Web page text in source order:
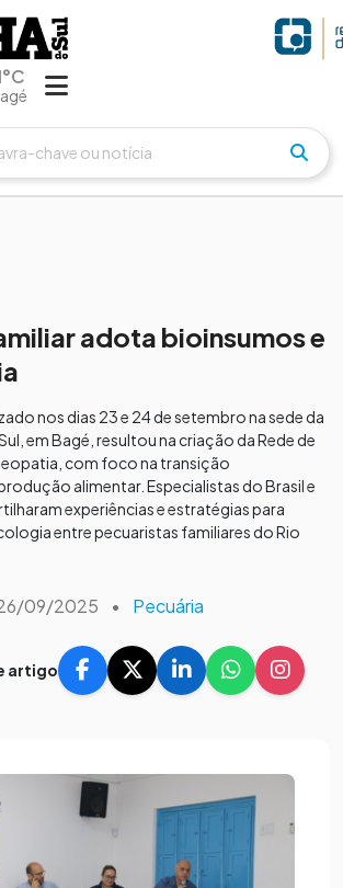
adota bioinsumos e
nos dias 23 e 24 de setembro na sede da
em Bagé, resultou na criação da Rede de
com foco na transição
alimentar. Especialistas do Brasil e
experiências e estratégias para
entre pecuaristas familiares do Rio
09/2025 • Pecuária
artigo